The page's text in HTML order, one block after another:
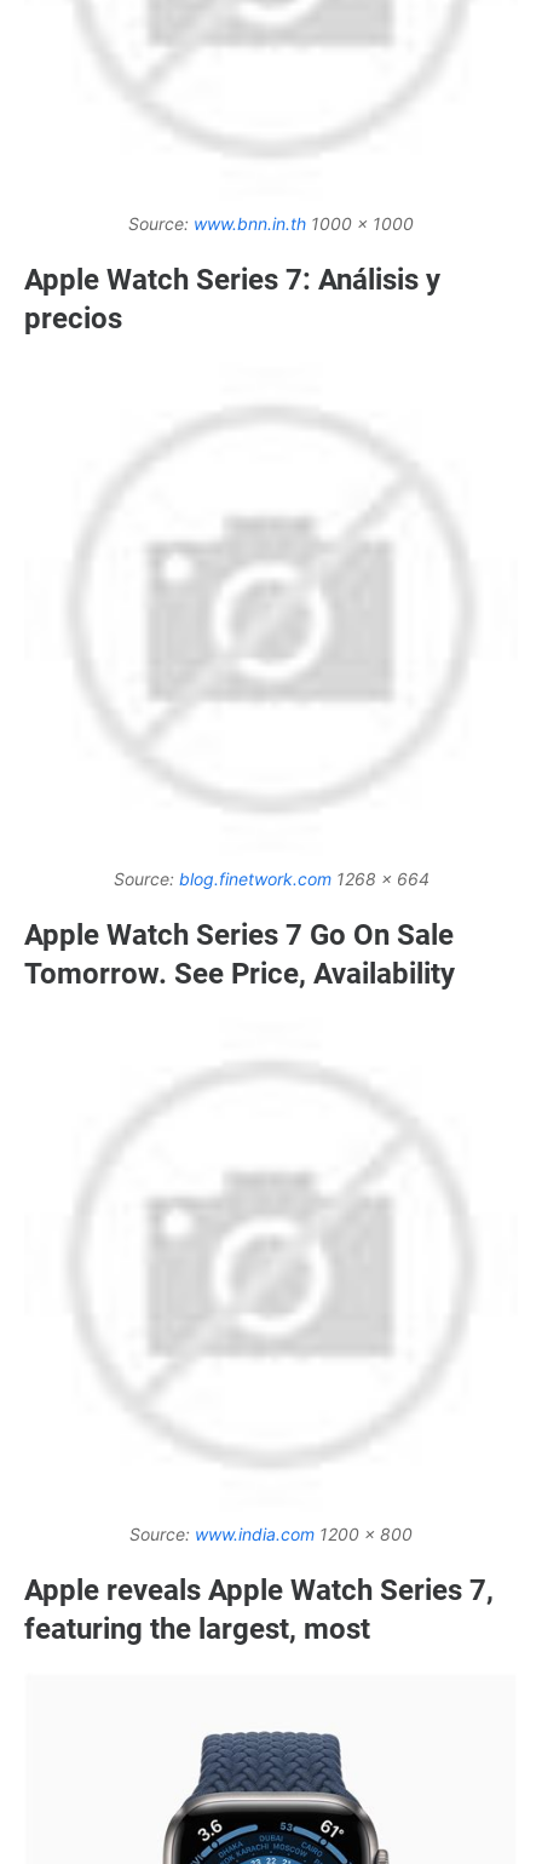
Source: www.bnn.in.th 1000 x 1000
Apple Watch Series 7: Análisis y
precios
Source: blog.finetwork.com1268 x 664
Apple Watch Series 7 Go On Sale
Tomorrow. See Price, Availability
Source: www.india.com 1200 x 800
Apple reveals Apple Watch Series 7,
featuring the largest, most